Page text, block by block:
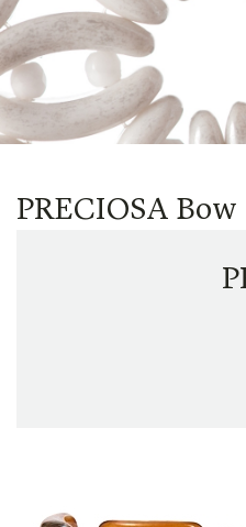
PRECIOSA Bow